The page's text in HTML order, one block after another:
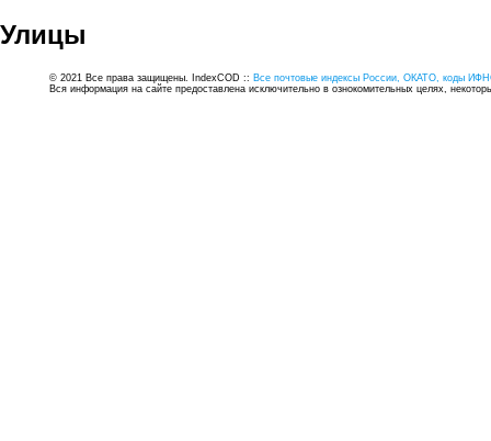
Улицы
© 2021 Все права защищены. IndexCOD :: Все почтовые индексы России, ОКАТО, коды
Вся информация на сайте предоставлена исключительно в ознокомительных целях,